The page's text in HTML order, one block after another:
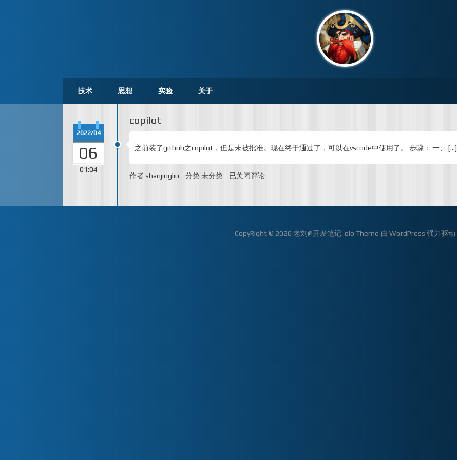
技术 思想 实验 关于
copilot
2022/04
06
01:04
之前装了github之copilot，但是未被批准。现在终于通过了，可以在vscode中使用了。 步骤： 一、 […]
作者shaojingliu - 分类未分类 - copilot
已关闭评论
CopyRight © 2026 老刘@开发笔记. olo Theme 由 WordPress 强力驱动